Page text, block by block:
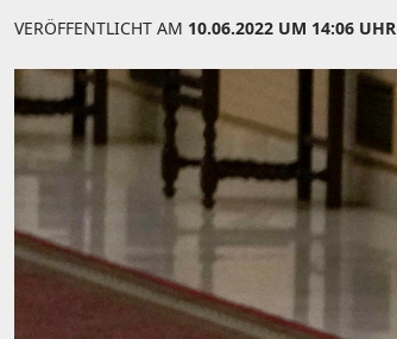
VERÖFFENTLICHT AM 10.06.2022 UM 14:06 UHR